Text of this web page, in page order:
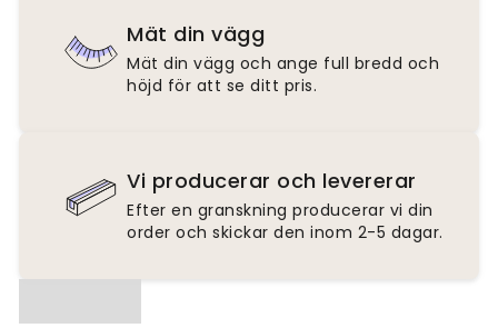
Mät din vägg
Mät din vägg och ange full bredd och
höjd för att se ditt pris.
Vi producerar och levererar
Efter en granskning producerar vi din
order och skickar den inom 2-5 dagar.